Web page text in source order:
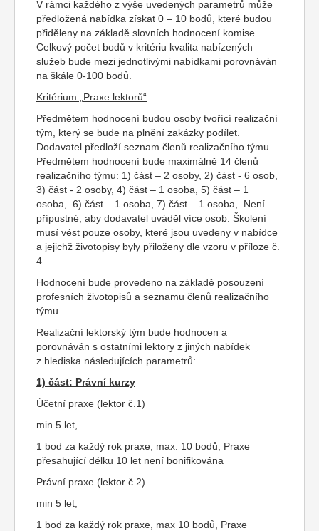
V rámci každého z výše uvedených parametrů může
předložená nabídka získat 0 – 10 bodů, které budou
přiděleny na základě slovních hodnocení komise.
Celkový počet bodů v kritériu kvalita nabízených
služeb bude mezi jednotlivými nabídkami porovnáván
na škále 0-100 bodů.
Kritérium „Praxe lektorů“
Předmětem hodnocení budou osoby tvořící realizační
tým, který se bude na plnění zakázky podílet.
Dodavatel předloží seznam členů realizačního týmu.
Předmětem hodnocení bude maximálně 14 členů
realizačního týmu: 1) část – 2 osoby, 2) část - 6 osob,
3) část - 2 osoby, 4) část – 1 osoba, 5) část – 1
osoba, 6) část – 1 osoba, 7) část – 1 osoba,. Není
přípustné, aby dodavatel uváděl více osob. Školení
musí vést pouze osoby, které jsou uvedeny v nabídce
a jejichž životopisy byly přiloženy dle vzoru v příloze č.
4.
Hodnocení bude provedeno na základě posouzení
profesních životopisů a seznamu členů realizačního
týmu.
Realizační lektorský tým bude hodnocen a
porovnáván s ostatními lektory z jiných nabídek
z hlediska následujících parametrů:
1) část: Právní kurzy
Účetní praxe (lektor č.1)
min 5 let,
1 bod za každý rok praxe, max. 10 bodů, Praxe
přesahující délku 10 let není bonifikována
Právní praxe (lektor č.2)
min 5 let,
1 bod za každý rok praxe, max 10 bodů, Praxe